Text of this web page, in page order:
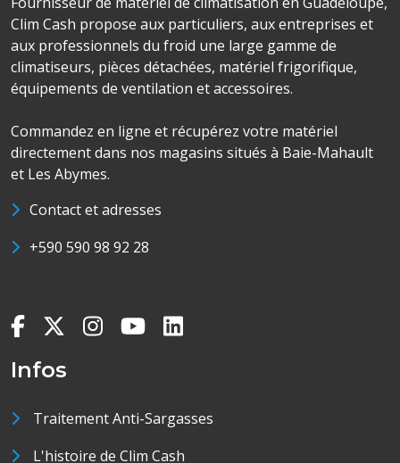
Clim Cash propose aux particuliers, aux entreprises et
aux professionnels du froid une large gamme de
climatiseurs, pièces détachées, matériel frigorifique,
équipements de ventilation et accessoires.
Commandez en ligne et récupérez votre matériel
directement dans nos magasins situés à Baie-Mahault
et Les Abymes.
Contact et adresses
+590 590 98 92 28
Infos
Traitement Anti-Sargasses
L'histoire de Clim Cash